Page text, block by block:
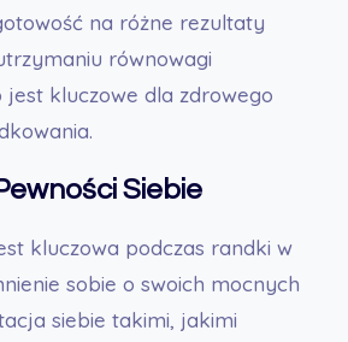
na różne rezultaty
równowagi
kluczowe dla zdrowego
Siebie
kluczowa podczas randki w
sobie o swoich mocnych
siebie takimi, jakimi